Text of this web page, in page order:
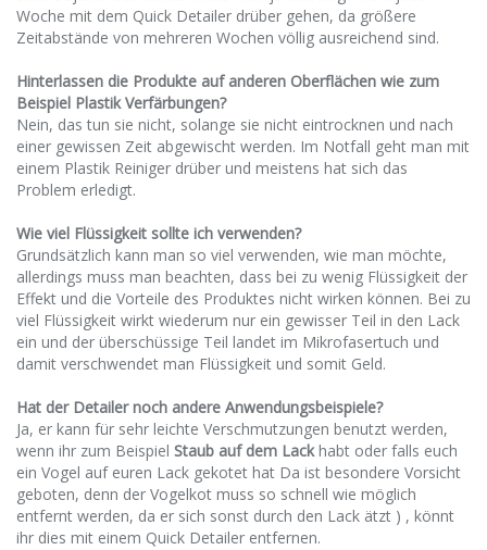
Woche mit dem Quick Detailer drüber gehen, da größere
Zeitabstände von mehreren Wochen völlig ausreichend sind.
Hinterlassen die Produkte auf anderen Oberflächen wie zum
Beispiel Plastik Verfärbungen?
Nein, das tun sie nicht, solange sie nicht eintrocknen und nach
einer gewissen Zeit abgewischt werden. Im Notfall geht man mit
einem Plastik Reiniger drüber und meistens hat sich das
Problem erledigt.
Wie viel Flüssigkeit sollte ich verwenden?
Grundsätzlich kann man so viel verwenden, wie man möchte,
allerdings muss man beachten, dass bei zu wenig Flüssigkeit der
Effekt und die Vorteile des Produktes nicht wirken können. Bei zu
viel Flüssigkeit wirkt wiederum nur ein gewisser Teil in den Lack
ein und der überschüssige Teil landet im Mikrofasertuch und
damit verschwendet man Flüssigkeit und somit Geld.
Hat der Detailer noch andere Anwendungsbeispiele?
Ja, er kann für sehr leichte Verschmutzungen benutzt werden,
wenn ihr zum Beispiel Staub auf dem Lackhabt oder falls euch
ein Vogel auf euren Lack gekotet hat Da ist besondere Vorsicht
geboten, denn der Vogelkot muss so schnell wie möglich
entfernt werden, da er sich sonst durch den Lack ätzt ) , könnt
ihr dies mit einem Quick Detailer entfernen.